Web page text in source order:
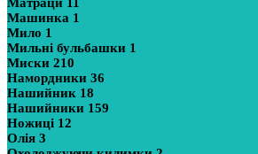
Машинка 1
Мило 1
Мильні бульбашки 1
Миски 210
Намордники 36
Нашийник 18
Нашийники 159
Ножиці 12
Олія 3